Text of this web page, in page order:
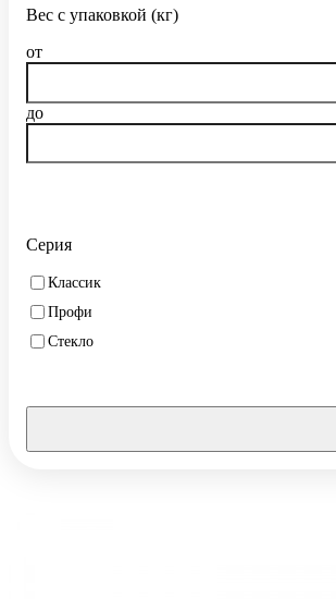
Вес с упаковкой (кг)
от
до
Серия
Классик
Профи
Стекло